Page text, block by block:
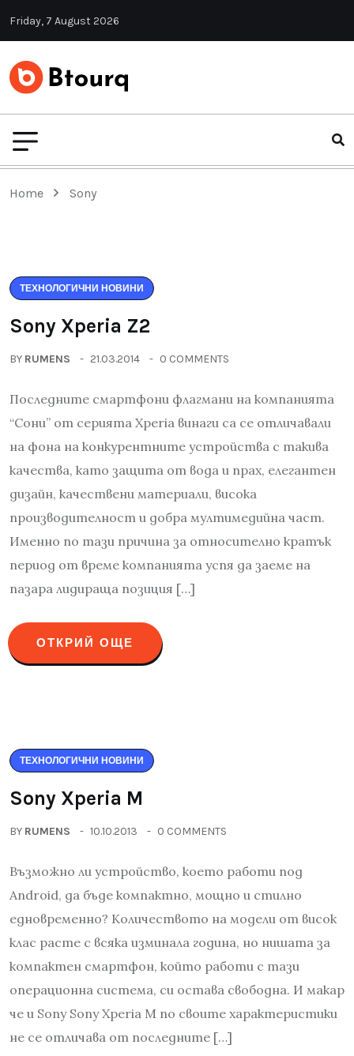
Friday, 7 August 2026
Home Sony
ТЕХНОЛОГИЧНИ НОВИНИ
Sony Xperia Z2
BY RUMENS 21.03.2014 0 COMMENTS
Последните смартфони флагмани на компанията
“Сони” от серията Xperia винаги са се отличавали
на фона на конкурентните устройства с такива
качества, като защита от вода и прах, елегантен
дизайн, качествени материали, висока
производителност и добра мултимедийна част.
Именно по тази причина за относително кратък
период от време компанията успя да заеме на
пазара лидираща позиция […]
ОТКРИЙ ОЩЕ
ТЕХНОЛОГИЧНИ НОВИНИ
Sony Xperia M
BY RUMENS 10.10.2013 0 COMMENTS
Възможно ли устройство, което работи под
Android, да бъде компактно, мощно и стилно
едновременно? Количеството на модели от висок
клас расте с всяка изминала година, но нишата за
компактен смартфон, който работи с тази
операционна система, си остава свободна. И макар
че и Sony Sony Xperia M по своите характеристики
не се отличава от последните […]